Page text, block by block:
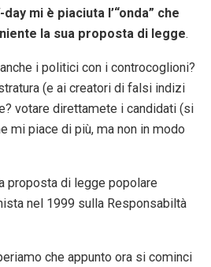
day mi è piaciuta l’“onda” che
la sua proposta di legge.
i politici con i controcoglioni?
(e ai creatori di falsi indizi
votare direttamete i candidati (si
mi piace di più, ma non in modo
proposta di legge popolare
nel 1999 sulla Responsabiltà
che appunto ora si cominci